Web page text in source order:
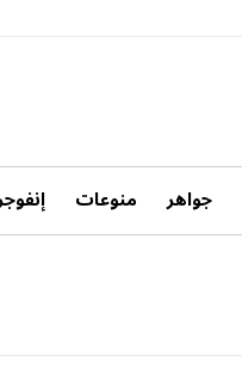
جواهر منوعات